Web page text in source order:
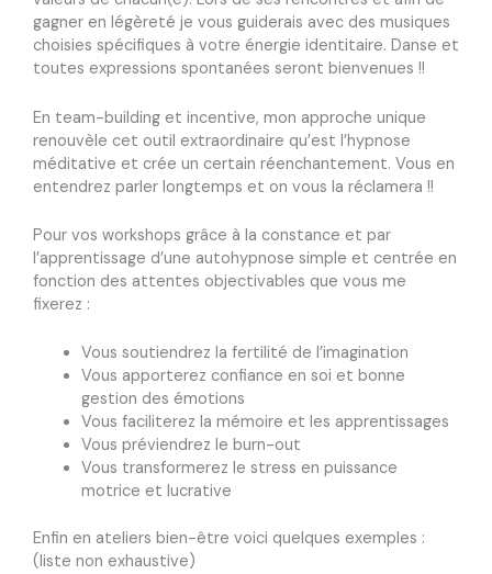
gagner en légèreté je vous guiderais avec des musiques
choisies spécifiques à votre énergie identitaire. Danse et
toutes expressions spontanées seront bienvenues !!
En team-building et incentive, mon approche unique
renouvèle cet outil extraordinaire qu’est l’hypnose
méditative et crée un certain réenchantement. Vous en
entendrez parler longtemps et on vous la réclamera !!
Pour vos workshops grâce à la constance et par
l’apprentissage d’une autohypnose simple et centrée en
fonction des attentes objectivables que vous me
fixerez :
Vous soutiendrez la fertilité de l’imagination
Vous apporterez confiance en soi et bonne
gestion des émotions
Vous faciliterez la mémoire et les apprentissages
Vous préviendrez le burn-out
Vous transformerez le stress en puissance
motrice et lucrative
Enfin en ateliers bien-être voici quelques exemples :
(liste non exhaustive)